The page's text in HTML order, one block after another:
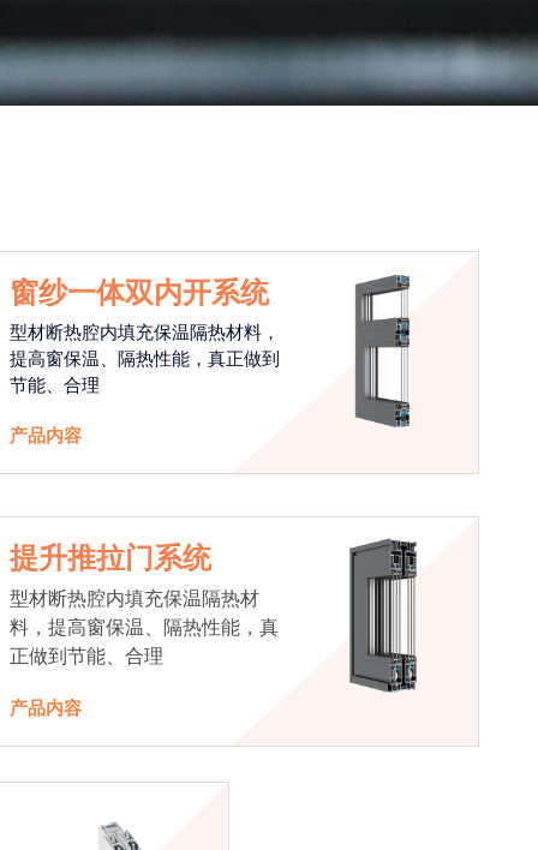
窗纱一体双内开系统
型材断热腔内填充保温隔热材料，
提高窗保温、隔热性能，真正做到
节能、合理
产品内容
提升推拉门系统
型材断热腔内填充保温隔热材
料，提高窗保温、隔热性能，真
正做到节能、合理
产品内容